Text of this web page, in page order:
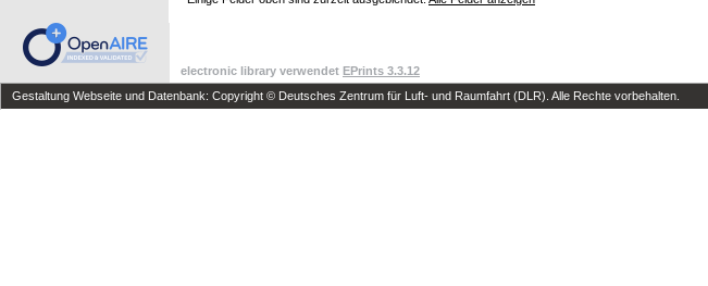
electronic library verwendet EPrints 3.3.12
Gestaltung Webseite und Datenbank: Copyright © Deutsches Zentrum für Luft- und Raumfahrt (DLR). Alle Rechte vorbehalten.